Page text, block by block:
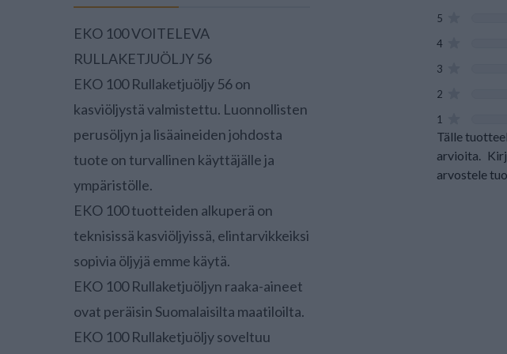
EKO 100 VOITELEVA
RULLAKETJUÖLJY 56
EKO 100 Rullaketjuöljy 56 on
kasviöljystä valmistettu. Luonnollisten
perusöljyn ja lisäaineiden johdosta
tuote on turvallinen käyttäjälle ja
ympäristölle.
EKO 100 tuotteiden alkuperä on
teknisissä kasviöljyissä, elintarvikkeiksi
sopivia öljyjä emme käytä.
EKO 100 Rullaketjuöljyn raaka-aineet
ovat peräisin Suomalaisilta maatiloilta.
EKO 100 Rullaketjuöljy soveltuu
5
4
3
2
1
Tälle
arvioita.
arvostele